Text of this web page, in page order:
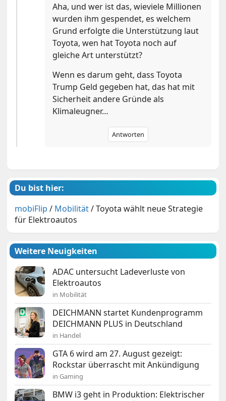
Aha, und wer ist das, wieviele Millionen
wurden ihm gespendet, es welchem
Grund erfolgte die Unterstützung laut
Toyota, wen hat Toyota noch auf
gleiche Art unterstützt?
Wenn es darum geht, dass Toyota
Trump Geld gegeben hat, das hat mit
Sicherheit andere Gründe als
Klimaleugner…
Antworten
Du bist hier:
mobiFlip / Mobilität/Toyota wählt neue Strategie
für Elektroautos
Weitere Neuigkeiten
ADAC untersucht Ladeverluste von
Elektroautos
in Mobilität
DEICHMANN startet Kundenprogramm
DEICHMANN PLUS in Deutschland
in Handel
GTA 6 wird am 27. August gezeigt:
Rockstar überrascht mit Ankündigung
in Gaming
BMW i3 geht in Produktion: Elektrischer